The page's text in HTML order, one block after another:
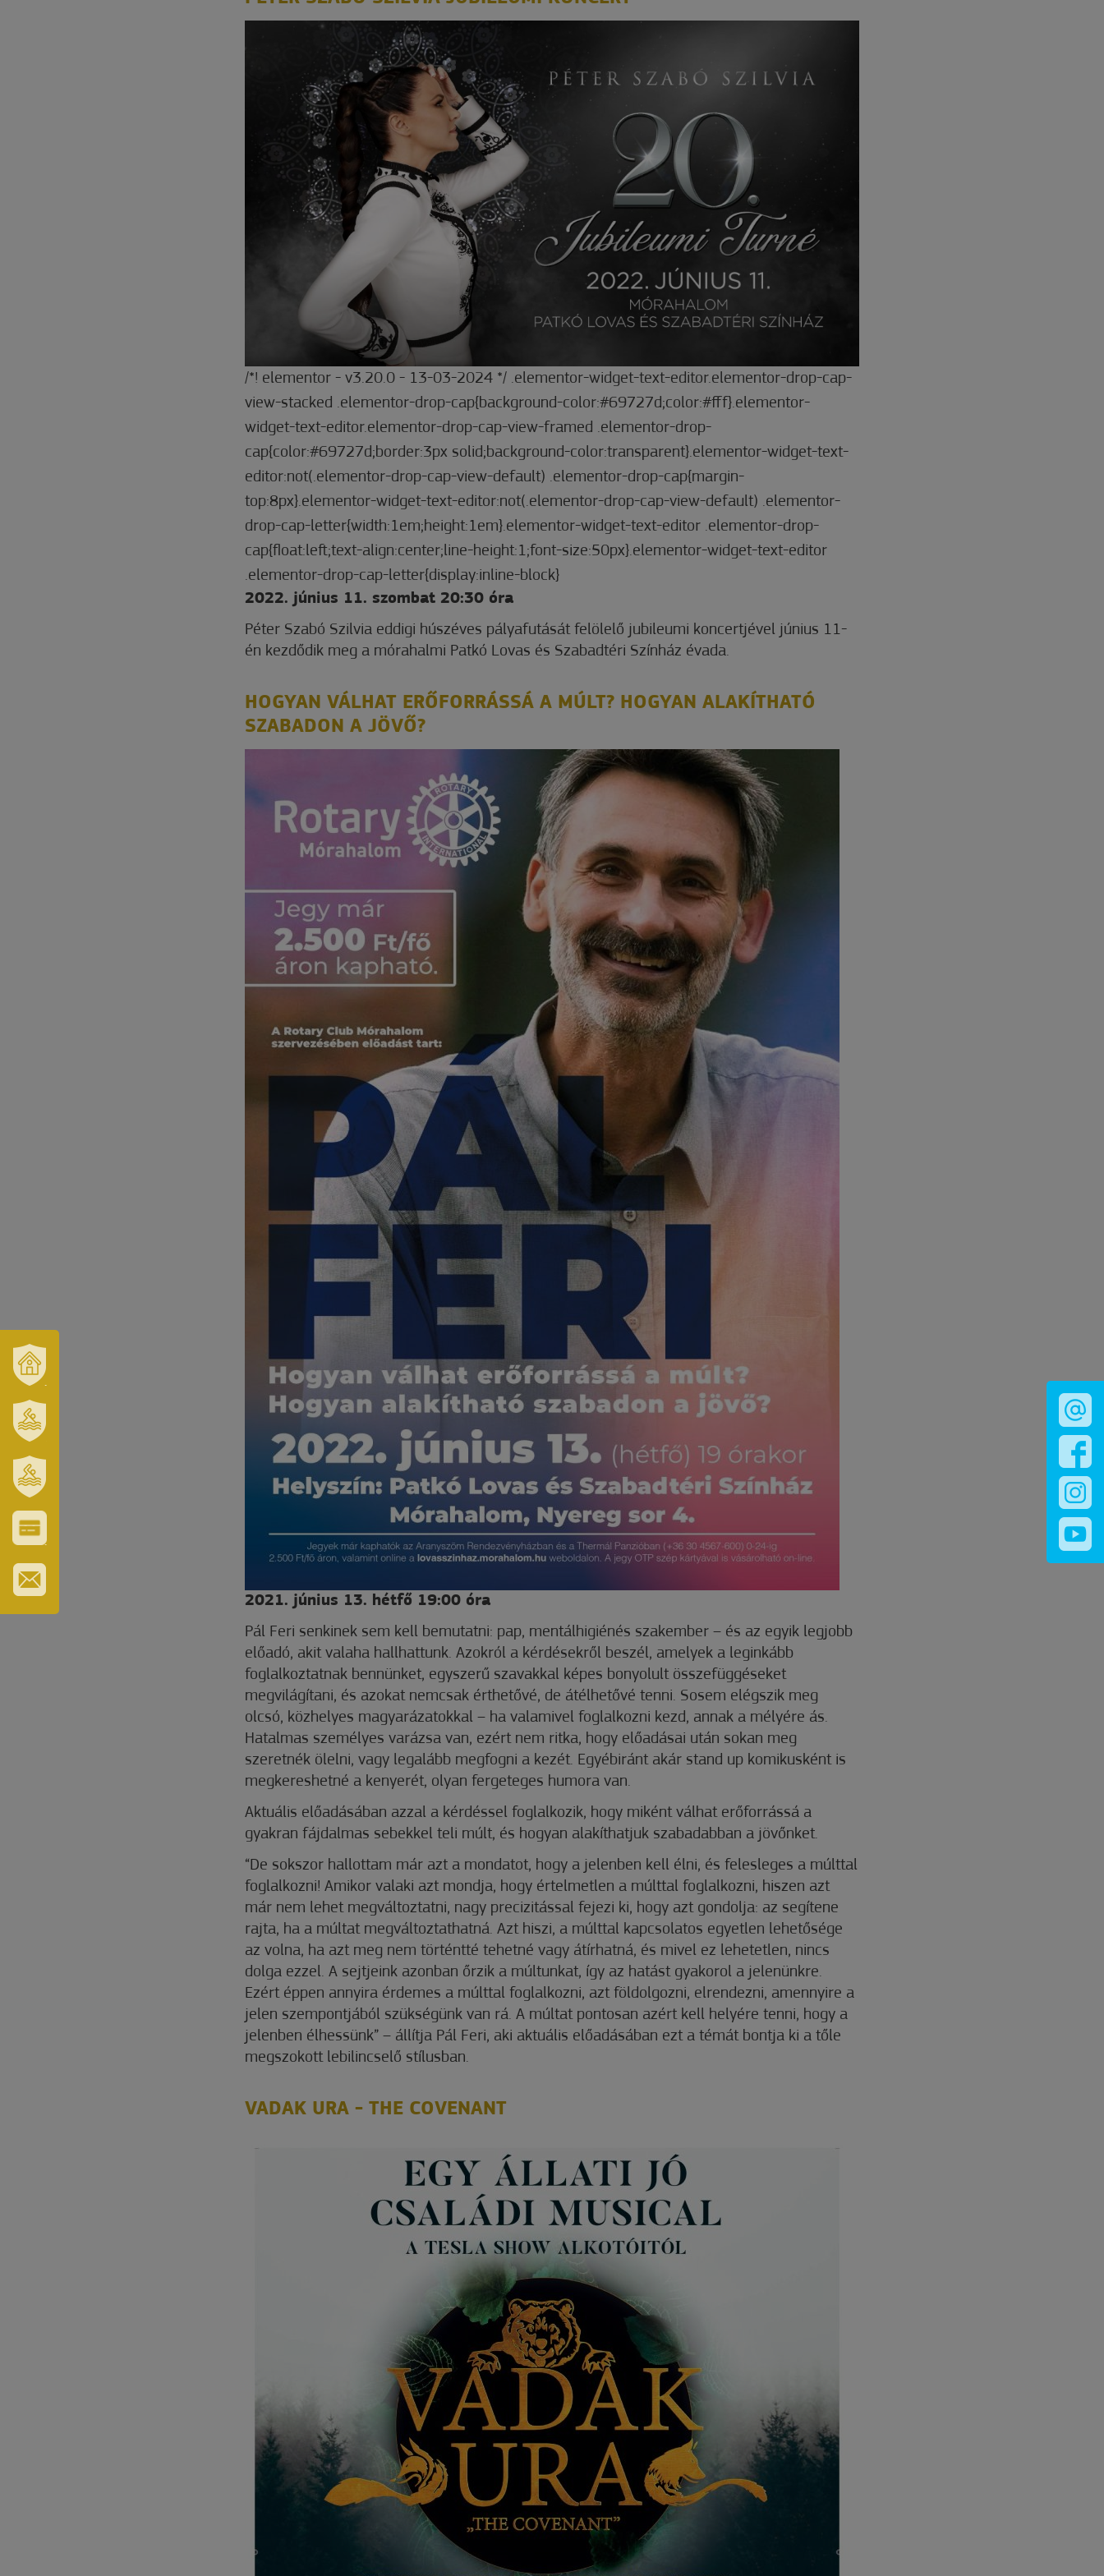
ÉS
TÉRSÉGÜNK
TURISZTIKA
ERZSÉBET
GYÓGYFÜRDŐ
ÉS
TURISZTIKAI
KÁRTYA
/*! elementor - v3.20.0 - 13-03-2024 */ .elementor-widget-text-editor.elementor-drop-cap-
view-stacked .elementor-drop-cap{background-color:#69727d;color:#fff}.elementor-
widget-text-editor.elementor-drop-cap-view-framed .elementor-drop-
cap{color:#69727d;border:3px solid;background-color:transparent}.elementor-widget-text-
editor:not(.elementor-drop-cap-view-default) .elementor-drop-cap{margin-
top:8px}.elementor-widget-text-editor:not(.elementor-drop-cap-view-default) .elementor-
drop-cap-letter{width:1em;height:1em}.elementor-widget-text-editor .elementor-drop-
cap{float:left;text-align:center;line-height:1;font-size:50px}.elementor-widget-text-editor
.elementor-drop-cap-letter{display:inline-block}
2022. június 11. szombat 20:30 óra
Péter Szabó Szilvia eddigi húszéves pályafutását felölelő jubileumi koncertjével június 11-
én kezdődik meg a mórahalmi Patkó Lovas és Szabadtéri Színház évada.
HOGYAN VÁLHAT ERŐFORRÁSSÁ A MÚLT? HOGYAN ALAKÍTHATÓ
SZABADON A JÖVŐ?
2021. június 13. hétfő 19:00 óra
Pál Feri senkinek sem kell bemutatni: pap, mentálhigiénés szakember – és az egyik legjobb
előadó, akit valaha hallhattunk. Azokról a kérdésekről beszél, amelyek a leginkább
foglalkoztatnak bennünket, egyszerű szavakkal képes bonyolult összefüggéseket
megvilágítani, és azokat nemcsak érthetővé, de átélhetővé tenni. Sosem elégszik meg
olcsó, közhelyes magyarázatokkal – ha valamivel foglalkozni kezd, annak a mélyére ás.
Hatalmas személyes varázsa van, ezért nem ritka, hogy előadásai után sokan meg
szeretnék ölelni, vagy legalább megfogni a kezét. Egyébiránt akár stand up komikusként is
megkereshetné a kenyerét, olyan fergeteges humora van.
Aktuális előadásában azzal a kérdéssel foglalkozik, hogy miként válhat erőforrássá a
gyakran fájdalmas sebekkel teli múlt, és hogyan alakíthatjuk szabadabban a jövőnket.
“De sokszor hallottam már azt a mondatot, hogy a jelenben kell élni, és felesleges a múlttal
foglalkozni! Amikor valaki azt mondja, hogy értelmetlen a múlttal foglalkozni, hiszen azt
már nem lehet megváltoztatni, nagy precizitással fejezi ki, hogy azt gondolja: az segítene
rajta, ha a múltat megváltoztathatná. Azt hiszi, a múlttal kapcsolatos egyetlen lehetősége
az volna, ha azt meg nem történtté tehetné vagy átírhatná, és mivel ez lehetetlen, nincs
dolga ezzel. A sejtjeink azonban őrzik a múltunkat, így az hatást gyakorol a jelenünkre.
Ezért éppen annyira érdemes a múlttal foglalkozni, azt földolgozni, elrendezni, amennyire a
jelen szempontjából szükségünk van rá. A múltat pontosan azért kell helyére tenni, hogy a
jelenben élhessünk” – állítja Pál Feri, aki aktuális előadásában ezt a témát bontja ki a tőle
megszokott lebilincselő stílusban.
VADAK URA - THE COVENANT